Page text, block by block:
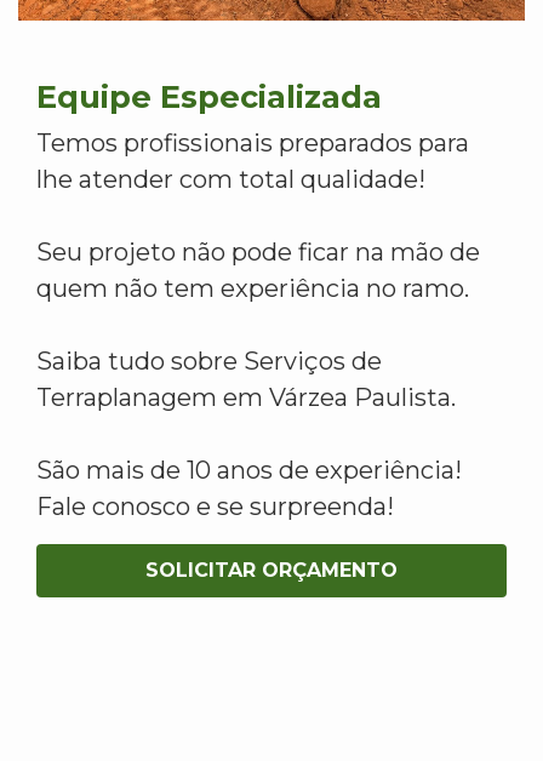
Equipe Especializada
Temos profissionais preparados para
lhe atender com total qualidade!
Seu projeto não pode ficar na mão de
quem não tem experiência no ramo.
Saiba tudo sobre Serviços de
Terraplanagem em Várzea Paulista.
São mais de 10 anos de experiência!
Fale conosco e se surpreenda!
SOLICITAR ORÇAMENTO